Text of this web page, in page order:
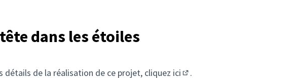
dans les étoiles
détails de la réalisation de ce projet, cliquez ici .